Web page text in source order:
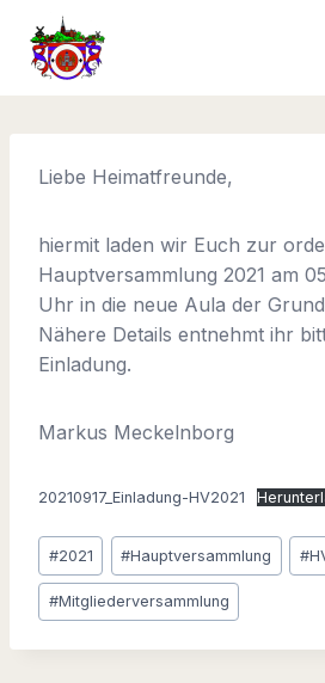
Inhalt
springen
Liebe Heimatfreunde,
hiermit laden wir Euch zur
Hauptversammlung 2021 am
Uhr in die neue Aula der
Nähere Details entnehmt ihr
Einladung.
Markus Meckelnborg
20210917_Einladung-HV2021
Schlagworte:
#2021 #Hauptversammlung #
#Mitgliederversammlung